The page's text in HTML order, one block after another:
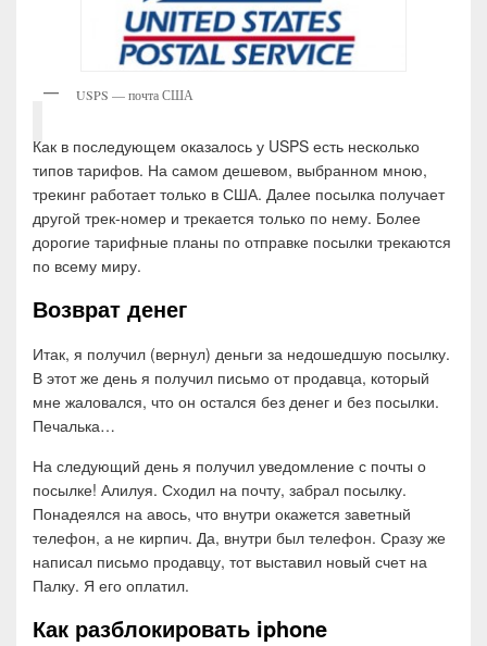
USPS — почта США
Как в последующем оказалось у USPS есть несколько
типов тарифов. На самом дешевом, выбранном мною,
трекинг работает только в США. Далее посылка получает
другой трек-номер и трекается только по нему. Более
дорогие тарифные планы по отправке посылки трекаются
по всему миру.
Возврат денег
Итак, я получил (вернул) деньги за недошедшую посылку.
В этот же день я получил письмо от продавца, который
мне жаловался, что он остался без денег и без посылки.
Печалька…
На следующий день я получил уведомление с почты о
посылке! Алилуя. Сходил на почту, забрал посылку.
Понадеялся на авось, что внутри окажется заветный
телефон, а не кирпич. Да, внутри был телефон. Сразу же
написал письмо продавцу, тот выставил новый счет на
Палку. Я его оплатил.
Как разблокировать iphone